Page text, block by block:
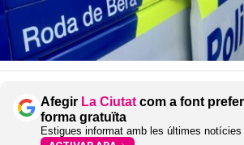
Afegir La Ciutat com a font
forma gratuïta
Estigues informat amb les últimes